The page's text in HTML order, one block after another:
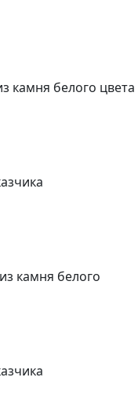
камня белого цвета
камня белого